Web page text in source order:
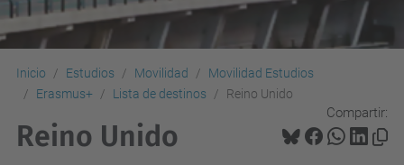
Inicio Estudios Movilidad
Movilidad Estudios
Erasmus+
Lista de destinos Reino Unido
Compartir:
Reino Unido